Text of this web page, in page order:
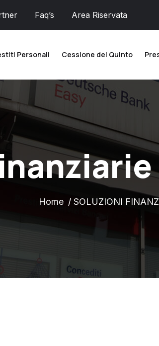
Faq’s Area Riservata
Personali Cessione del Quinto
Home SOLUZIONI